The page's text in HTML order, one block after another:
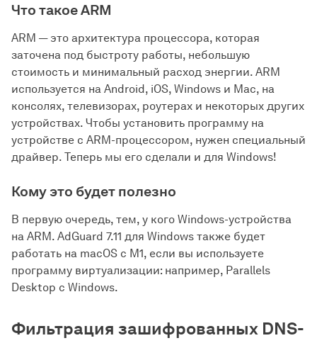
Что такое ARM
ARM — это архитектура процессора, которая
заточена под быстроту работы, небольшую
стоимость и минимальный расход энергии. ARM
используется на Android, iOS, Windows и Mac, на
консолях, телевизорах, роутерах и некоторых других
устройствах. Чтобы установить программу на
устройстве с ARM-процессором, нужен специальный
драйвер. Теперь мы его сделали и для Windows!
Кому это будет полезно
В первую очередь, тем, у кого Windows-устройства
на ARM. AdGuard 7.11 для Windows также будет
работать на macOS с M1, если вы используете
программу виртуализации: например, Parallels
Desktop с Windows.
Фильтрация зашифрованных DNS-